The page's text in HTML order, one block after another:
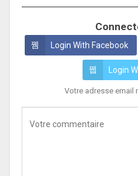
Login With Facebook
Login
Votre adresse email